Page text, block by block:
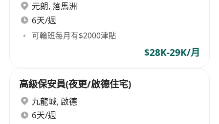
元朗, 落馬洲
6天/週
可輪班每月有$2000津貼
$28K-29K/月
高級保安員(夜更/啟德住宅)
九龍城, 啟德
6天/週